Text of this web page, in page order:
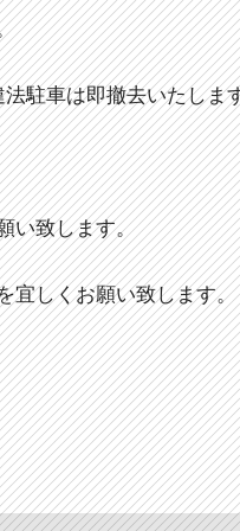
駐車は即撤去いたしま
い致します。
宜しくお願い致します。